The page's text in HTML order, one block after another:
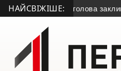
НАЙСВІЖІШЕ:
• Міський голова закликав